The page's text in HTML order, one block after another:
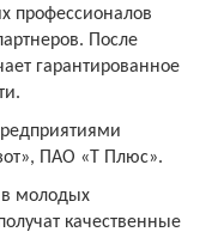
профессионалов
После
гарантированное
ПАО «Т Плюс».
в молодых
качественные